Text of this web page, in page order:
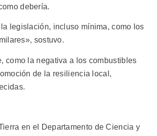
debería.
legislación, incluso mínima, como los
sostuvo.
como la negativa a los combustibles
de la resiliencia local,
en el Departamento de Ciencia y